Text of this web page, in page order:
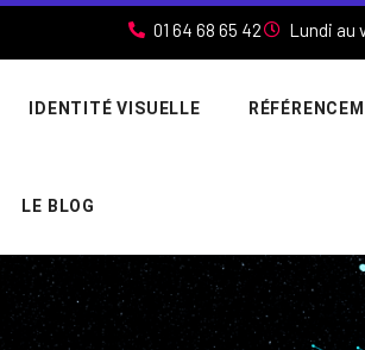
01 64 68 65 42 Lundi au
IDENTITÉ VISUELLE
LE BLOG